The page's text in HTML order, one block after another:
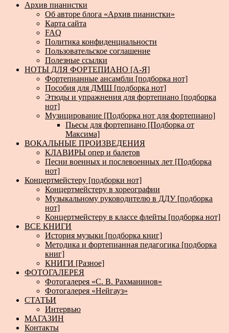
Архив пианистки
Об авторе блога «Архив пианистки»
Карта сайта
FAQ
Политика конфиденциальности
Пользовательское соглашение
Полезные ссылки
НОТЫ ДЛЯ ФОРТЕПИАНО [А-Я]
Фортепианные ансамбли [подборка нот]
Пособия для ДМШ [подборка нот]
Этюды и упражнения для фортепиано [подборка
нот]
Музицирование [Подборка нот для фортепиано]
Пьесы для фортепиано [Подборка от
Максима]
ВОКАЛЬНЫЕ ПРОИЗВЕДЕНИЯ
КЛАВИРЫ опер и балетов
Песни военных и послевоенных лет [Подборка
нот]
Концертмейстеру [подборки нот]
Концертмейстеру в хореографии
Музыкальному руководителю в ДДУ [подборка
нот]
Концертмейстеру в классе флейты [подборка нот]
ВСЕ КНИГИ
История музыки [подборка книг]
Методика и фортепианная педагогика [подборка
книг]
КНИГИ [Разное]
ФОТОГАЛЕРЕЯ
Фотогалерея «С. В. Рахманинов»
Фотогалерея «Нейгауз»
СТАТЬИ
Интервью
МАГАЗИН
Контакты